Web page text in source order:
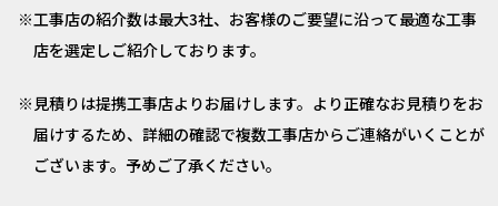
工事店の紹介数は最大3社、お客様のご要望に沿って最適な工事
店を選定しご紹介しております。
見積りは提携工事店よりお届けします。より正確なお見積りをお
届けするため、詳細の確認で複数工事店からご連絡がいくことが
ございます。予めご了承ください。